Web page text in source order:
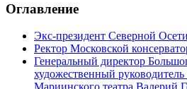
Оглавление
Экс-президент Северной
Ректор Московской
Генеральный директор
художественный